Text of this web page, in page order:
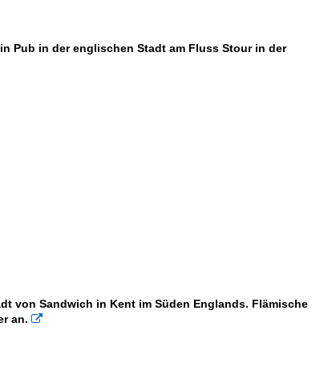
Pub in der englischen Stadt am Fluss Stour in der
von Sandwich in Kent im Süden Englands. Flämische
an. 